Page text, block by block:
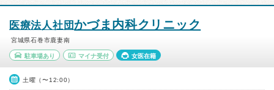
医療法人社団かづま内科クリニック
宮城県石巻市鹿妻南
駐車場あり マイナ受付 女医在籍
土曜（〜12:00）